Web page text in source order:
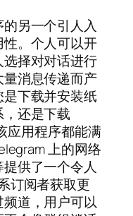
另一个引人入
。个人可以开
择对对话进行
消息传递而产
下载并安装纸
还是下载
应用程序都能满
上的网络
供了一个令人
订阅者获取更
道，用户可以